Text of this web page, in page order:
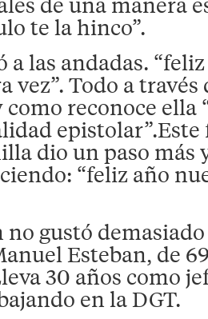
te la hinco”.
a las andadas.
vez”. Todo a través
reconoce ella
dio un paso más
“feliz año
gustó
Esteban, de
30 años como
en la DGT.